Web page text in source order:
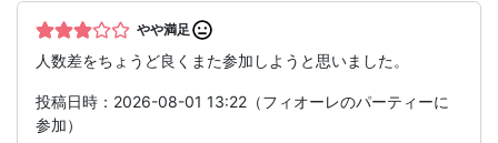
やや満足
人数差をちょうど良くまた参加しようと思いました。
投稿日時：2026-08-01 13:22（フィオーレのパーティーに
参加）